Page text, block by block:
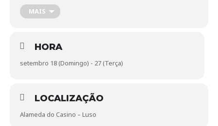
passam 212 anos da Batalha, os canhões voltam a ouvir-se
pelas encostas do Bussaco nas cerimónias protocolares,
recordando todos os que lutaram contra as forças
Reservas: turismo.cultura@cmmealhada.pt
LIGEIRA DO EXÉRCITO – Alameda do Casino – Luso
CERIMÓNIAS PROTOCOLARES E POPULARES – Mata Nacional
MAIS
HORA
setembro 18 (Domingo) - 27 (Terça)
LOCALIZAÇÃO
Alameda do Casino – Luso